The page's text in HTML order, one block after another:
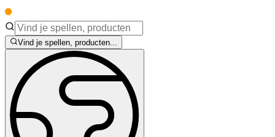
Vind je spellen, producten...